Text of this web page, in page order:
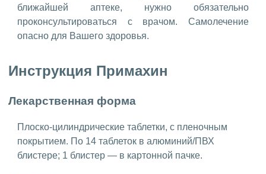
ближайшей аптеке, нужно обязательно
проконсультироваться с врачом. Самолечение
опасно для Вашего здоровья.
Инструкция Примахин
Лекарственная форма
Плоско-цилиндрические таблетки, с пленочным
покрытием. По 14 таблеток в алюминий/ПВХ
блистере; 1 блистер — в картонной пачке.